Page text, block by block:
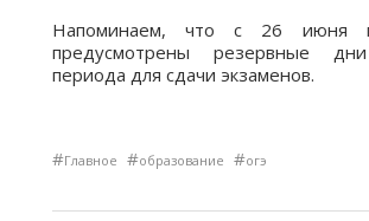
Напоминаем, что с 26 июня
предусмотрены резервные
периода для сдачи экзаменов.
#Главное #образование #огэ